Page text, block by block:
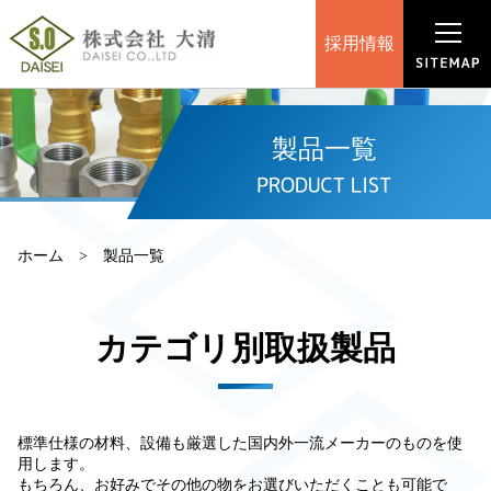
採用情報
製品一覧
ホーム 製品一覧
カテゴリ別取扱製品
標準仕様の材料、設備も厳選した国内外一流メーカーのものを使
用します。
もちろん、お好みでその他の物をお選びいただくことも可能で